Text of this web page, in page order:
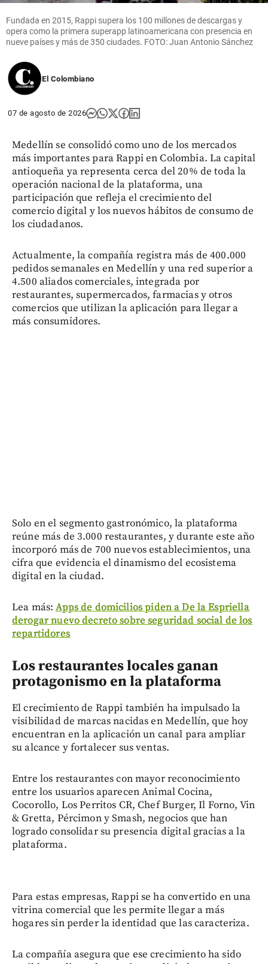
share
Fundada en 2015, Rappi supera los 100 millones de descargas y
opera como la primera superapp latinoamericana con presencia en
nueve países y más de 350 ciudades. FOTO: Juan Antonio Sánchez
El Colombiano
07 de agosto de 2026
Medellín se consolidó como uno de los mercados
más importantes para Rappi en Colombia. La capital
antioqueña ya representa cerca del 20% de toda la
operación nacional de la plataforma, una
participación que refleja el crecimiento del
comercio digital y los nuevos hábitos de consumo de
los ciudadanos.
Actualmente, la compañía registra más de 400.000
pedidos semanales en Medellín y una red superior a
4.500 aliados comerciales, integrada por
restaurantes, supermercados, farmacias y otros
comercios que utilizan la aplicación para llegar a
más consumidores.
Solo en el segmento gastronómico, la plataforma
reúne más de 3.000 restaurantes, y durante este año
incorporó más de 700 nuevos establecimientos, una
cifra que evidencia el dinamismo del ecosistema
digital en la ciudad.
Lea más:Apps de domicilios piden a De la Espriella
derogar nuevo decreto sobre seguridad social de los
repartidores
Los restaurantes locales ganan
protagonismo en la plataforma
El crecimiento de Rappi también ha impulsado la
visibilidad de marcas nacidas en Medellín, que hoy
encuentran en la aplicación un canal para ampliar
su alcance y fortalecer sus ventas.
Entre los restaurantes con mayor reconocimiento
entre los usuarios aparecen Animal Cocina,
Cocorollo, Los Perritos CR, Chef Burger, Il Forno, Vin
& Gretta, Pércimon y Smash, negocios que han
logrado consolidar su presencia digital gracias a la
plataforma.
Para estas empresas, Rappi se ha convertido en una
vitrina comercial que les permite llegar a más
hogares sin perder la identidad que las caracteriza.
La compañía asegura que ese crecimiento ha sido